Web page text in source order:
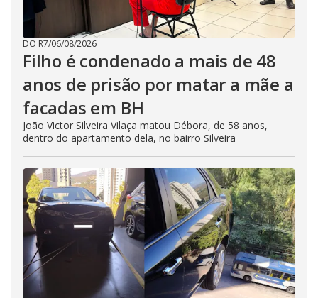
DO R7/06/08/2026
Filho é condenado a mais de 48
anos de prisão por matar a mãe a
facadas em BH
João Victor Silveira Vilaça matou Débora, de 58 anos,
dentro do apartamento dela, no bairro Silveira